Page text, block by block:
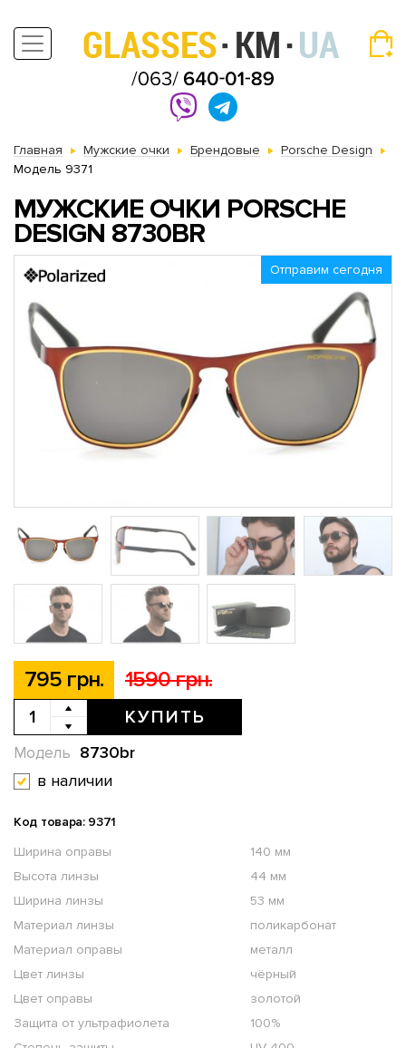
Главная Мужские очки Брендовые
Porsche Design
Модель 9371
МУЖСКИЕ ОЧКИ PORSCHE
DESIGN 8730BR
Отправим сегодня
795 грн. 1590 грн.
КУПИТЬ
8730br
Модель
в наличии
Код товара: 9371
Ширина оправы
140 мм
Высота линзы
44 мм
Ширина линзы
53 мм
Материал линзы
поликарбонат
Материал оправы
металл
Цвет линзы
чёрный
Цвет оправы
золотой
Защита от ультрафиолета
100%